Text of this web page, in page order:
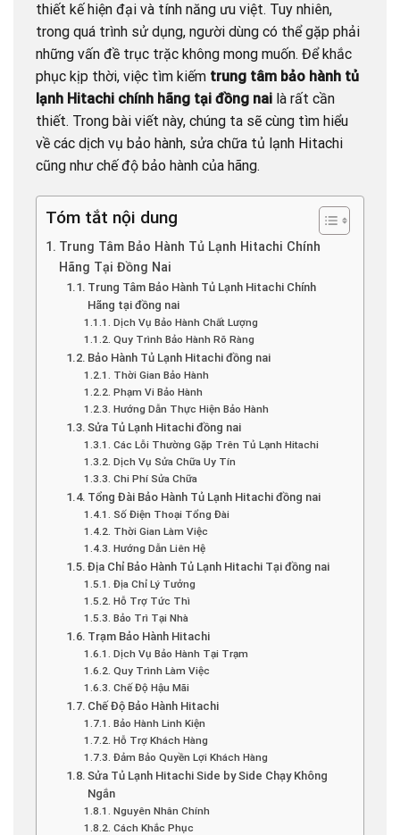
thiết kế hiện đại và tính năng ưu việt. Tuy nhiên,
trong quá trình sử dụng, người dùng có thể gặp phải
những vấn đề trục trặc không mong muốn. Để khắc
phục kịp thời, việc tìm kiếm trung tâm bảo hành tủ
lạnh Hitachi chính hãng tại đồng nai là rất cần
thiết. Trong bài viết này, chúng ta sẽ cùng tìm hiểu
về các dịch vụ bảo hành, sửa chữa tủ lạnh Hitachi
cũng như chế độ bảo hành của hãng.
Tóm tắt nội dung
Trung Tâm Bảo Hành Tủ Lạnh Hitachi Chính
Hãng Tại Đồng Nai
Trung Tâm Bảo Hành Tủ Lạnh Hitachi Chính
Hãng tại đồng nai
Dịch Vụ Bảo Hành Chất Lượng
Quy Trình Bảo Hành Rõ Ràng
Bảo Hành Tủ Lạnh Hitachi đồng nai
Thời Gian Bảo Hành
Phạm Vi Bảo Hành
Hướng Dẫn Thực Hiện Bảo Hành
Sửa Tủ Lạnh Hitachi đồng nai
Các Lỗi Thường Gặp Trên Tủ Lạnh Hitachi
Dịch Vụ Sửa Chữa Uy Tín
Chi Phí Sửa Chữa
Tổng Đài Bảo Hành Tủ Lạnh Hitachi đồng nai
Số Điện Thoại Tổng Đài
Thời Gian Làm Việc
Hướng Dẫn Liên Hệ
Địa Chỉ Bảo Hành Tủ Lạnh Hitachi Tại đồng nai
Địa Chỉ Lý Tưởng
Hỗ Trợ Tức Thì
Bảo Trì Tại Nhà
Trạm Bảo Hành Hitachi
Dịch Vụ Bảo Hành Tại Trạm
Quy Trình Làm Việc
Chế Độ Hậu Mãi
Chế Độ Bảo Hành Hitachi
Bảo Hành Linh Kiện
Hỗ Trợ Khách Hàng
Đảm Bảo Quyền Lợi Khách Hàng
Sửa Tủ Lạnh Hitachi Side by Side Chạy Không
Ngắn
Nguyên Nhân Chính
Cách Khắc Phục